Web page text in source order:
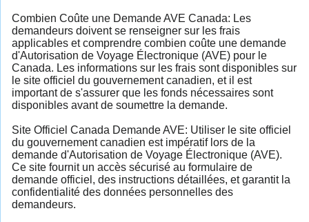
Combien Coûte une Demande AVE Canada: Les
demandeurs doivent se renseigner sur les frais
applicables et comprendre combien coûte une demande
d'Autorisation de Voyage Électronique (AVE) pour le
Canada. Les informations sur les frais sont disponibles sur
le site officiel du gouvernement canadien, et il est
important de s'assurer que les fonds nécessaires sont
disponibles avant de soumettre la demande.
Site Officiel Canada Demande AVE: Utiliser le site officiel
du gouvernement canadien est impératif lors de la
demande d'Autorisation de Voyage Électronique (AVE).
Ce site fournit un accès sécurisé au formulaire de
demande officiel, des instructions détaillées, et garantit la
confidentialité des données personnelles des
demandeurs.